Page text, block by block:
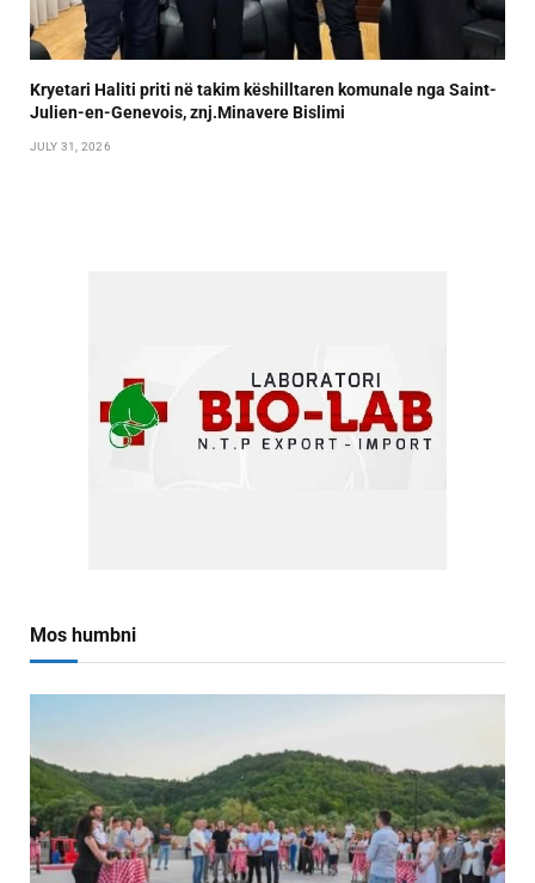
Kryetari Haliti priti në takim këshilltaren komunale nga Saint-
Julien-en-Genevois, znj.Minavere Bislimi
JULY 31, 2026
Mos humbni